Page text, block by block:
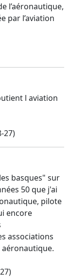
l’aéronautique,
par l’aviation
l aviation
27)
basques" sur
50 que j'ai
pilote
encore
associations